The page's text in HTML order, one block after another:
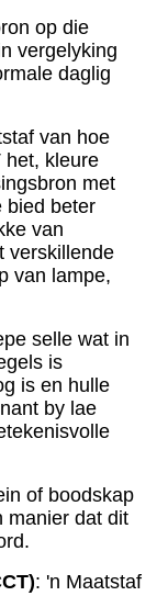
op die
vergelyking
daglig
van hoe
het, kleure
met
bied beter
van
verskillende
van lampe,
selle wat in
is
is en hulle
by lae
of boodskap
manier dat dit
: 'n Maatstaf